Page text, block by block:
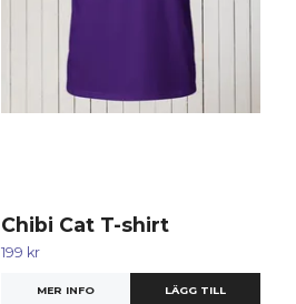
Chibi Cat T-shirt
199 kr
MER INFO LÄGG TILL